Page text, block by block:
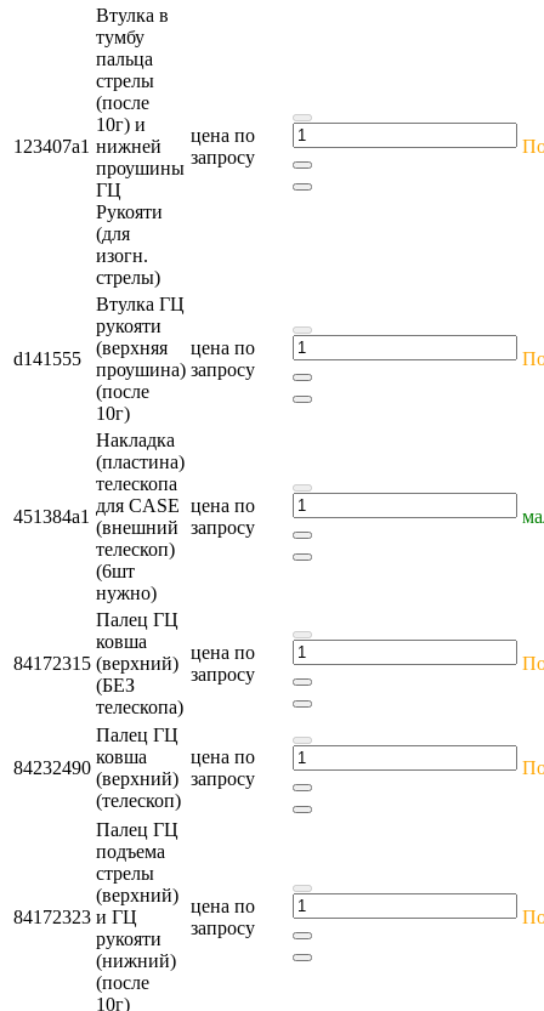
123407a1
Втулка в
тумбу
пальца
стрелы
(после
10г) и
нижней
проушины
ГЦ
Рукояти
(для
изогн.
стрелы)
цена по
запросу
d141555
Втулка ГЦ
рукояти
(верхняя
проушина)
(после
10г)
цена по
запросу
451384a1
Накладка
(пластина)
телескопа
для CASE
(внешний
телескоп)
(6шт
нужно)
цена по
запросу
84172315
Палец ГЦ
ковша
(верхний)
(БЕЗ
телескопа)
цена по
запросу
84232490
Палец ГЦ
ковша
(верхний)
(телескоп)
цена по
запросу
84172323
Палец ГЦ
подъема
стрелы
(верхний)
и ГЦ
рукояти
(нижний)
(после
10г)
цена по
запросу